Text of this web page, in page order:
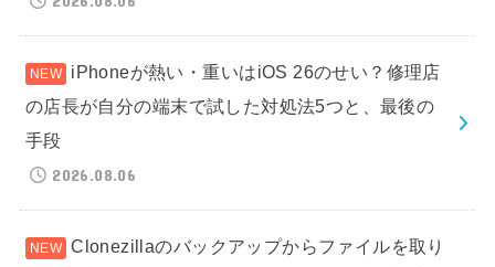
iPhoneが熱い・重いはiOS 26のせい？修理店
の店長が自分の端末で試した対処法5つと、最後の
手段
2026.08.06
Clonezillaのバックアップからファイルを取り